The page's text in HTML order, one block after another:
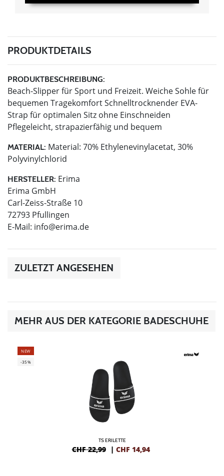
PRODUKTDETAILS
PRODUKTBESCHREIBUNG:
Beach-Slipper für Sport und Freizeit. Weiche Sohle für
bequemen Tragekomfort Schnelltrocknender EVA-
Strap für optimalen Sitz ohne Einschneiden
Pflegeleicht, strapazierfähig und bequem
MATERIAL: Material: 70% Ethylenevinylacetat, 30%
Polyvinylchlorid
HERSTELLER: Erima
Erima GmbH
Carl-Zeiss-Straße 10
72793 Pfullingen
E-Mail: info@erima.de
ZULETZT ANGESEHEN
MEHR AUS DER KATEGORIE BADESCHUHE
NEW
-35%
TS ERILETTE
CHF 22,99 | CHF 14,94